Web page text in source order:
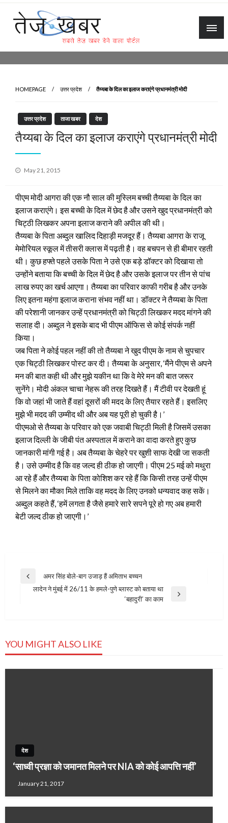
Skip
content
HOMEPAGE उत्तर प्रदेश तैय्यबा के दिल का इलाज कराएंगे प्रधानमंत्री मोदी
उत्तर प्रदेश ताजा खबर देश
तैय्यबा के दिल का इलाज कराएंगे प्रधानमंत्री मोदी
Posted
May 21, 2015
पीएम मोदी आगरा की एक नौ साल की मुस्लिम बच्ची तैय्यबा के दिल का
इलाज कराएंगे। इस बच्ची के दिल में छेद है और उसने खुद प्रधानमंत्री को
चिट्ठी लिखकर अपना इलाज कराने की अपील की थी।
तैय्यबा के पिता अब्दुल खालिद दिहाड़ी मजदूर हैं। तैय्यबा आगरा के राजू
मेमोरियल स्कूल में तीसरी क्लास में पढ़ती है। वह बचपन से ही बीमार रहती
थी। कुछ हफ्ते पहले उसके पिता ने उसे एक बड़े डॉक्टर को दिखाया तो
उन्होंने बताया कि बच्ची के दिल में छेद है और उसके इलाज पर तीन से पांच
लाख रुपए का खर्च आएगा। तैय्यबा का परिवार काफी गरीब है और उनके
लिए इतना महंगा इलाज कराना संभव नहीं था। डॉक्टर ने तैय्यबा के पिता
की परेशानी जानकर उन्हें प्रधानमंत्री को चिट्ठी लिखकर मदद मांगने की
सलाह दी। अब्दुल ने इसके बाद भी पीएम ऑफिस से कोई संपर्क नहीं
किया।
जब पिता ने कोई पहल नहीं की तो तैय्यबा ने खुद पीएम के नाम से चुपचार
एक चिट्ठी लिखकर पोस्ट कर दी। तैय्यबा के अनुसार, ‘मैंने पीएम से अपने
मन की बात कही थी और मुझे यकीन था कि वे मेरे मन की बात जरूर
सुनेंगे। मोदी अंकल चाचा नेहरू की तरह दिखते हैं। मैं टीवी पर देखती हूं
कि वो जहां भी जाते हैं वहां दूसरों की मदद के लिए तैयार रहते हैं। इसलिए
मुझे भी मदद की उम्मीद थी और अब यह पूरी हो चुकी है।’
पीएमओ से तैय्यबा के परिवार को एक जवाबी चिट्ठी मिली है जिसमें उसका
इलाज दिल्ली के जीबी पंत अस्पताल में कराने का वादा करते हुए कुछ
जानकारी मांगी गई है। अब तैय्यबा के चेहरे पर खुशी साफ देखी जा सकती
है। उसे उम्मीद है कि वह जल्द ही ठीक हो जाएगी। पीएम 25 मई को मथुरा
आ रहे हैं और तैय्यबा के पिता कोशिश कर रहे हैं कि किसी तरह उन्हें पीएम
से मिलने का मौका मिले ताकि वह मदद के लिए उनको धन्यवाद कह सकें।
अब्दुल कहते हैं, ‘हमें लगता है जैसे हमारे सारे सपने पूरे हो गए अब हमारी
बेटी जल्द ठीक हो जाएगी।’
Post
navigation
Previous
Post
अमर सिंह बोले-बाग उजाड़ हैं अमिताभ बच्चन
लादेन ने मुंबई में 26/11 के हमले-पुणे ब्लास्ट को बताया था
‘बहादुरी’ का काम
YOU MIGHT ALSO LIKE
देश
‘साध्वी प्रज्ञा को जमानत मिलने पर NIA को कोई आपत्ति नहीं’
January 21, 2017